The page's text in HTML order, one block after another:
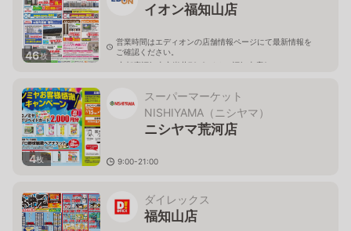
46枚
イオン福知山店
営業時間はエディオンの店舗情報ページにて最新情報を
ご確認ください。
京都府福知山市岩井79-8 イオン福知山店2Ｆ
4枚
スーパーマーケット
NISHIYAMA（ニシヤマ）
ニシヤマ荒河店
9:00-21:00
ダイレックス
福知山店